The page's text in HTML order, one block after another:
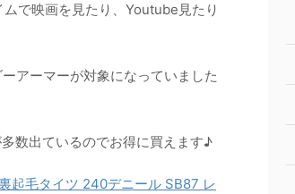
で映画を見たり、Youtube見たり
アーマーが対象になっていました
数出ているのでお得に買えます♪
起毛タイツ 240デニール SB87 レ